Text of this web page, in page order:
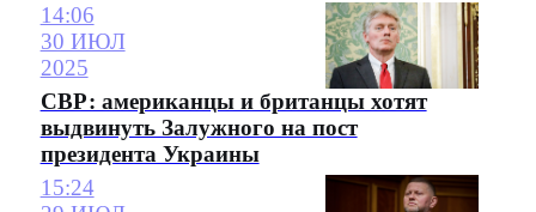
14:06
30 ИЮЛ
2025
СВР: американцы и британцы хотят
выдвинуть Залужного на пост
президента Украины
15:24